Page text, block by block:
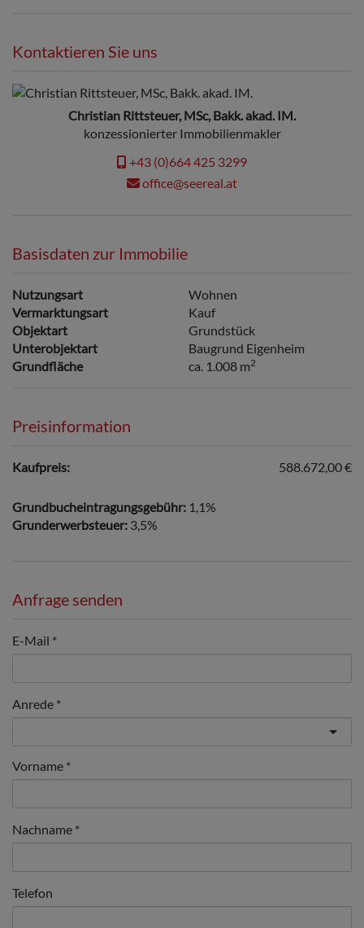
Kontaktieren Sie uns
Christian Rittsteuer, MSc, Bakk. akad. IM.
konzessionierter Immobilienmakler
+43 (0)664 425 3299
office@seereal.at
Basisdaten zur Immobilie
Nutzungsart
Wohnen
Vermarktungsart
Kauf
Objektart
Grundstück
Unterobjektart
Baugrund Eigenheim
Grundfläche
ca. 1.008 m2
Preisinformation
Kaufpreis: 588.672,00 €
Grundbucheintragungsgebühr: 1,1%
Grunderwerbsteuer: 3,5%
Anfrage senden
E-Mail
Anrede
Vorname
Nachname
Telefon